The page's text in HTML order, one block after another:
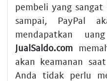
pembeli yang
sampai, PayPal
mendapatkan
JualSaldo.com
akan keamanan
Anda tidak perlu